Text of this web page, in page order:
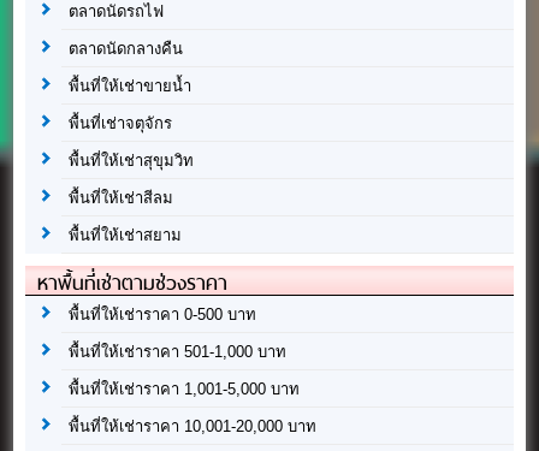
ตลาดนัดรถไฟ
ตลาดนัดกลางคืน
พื้นที่ให้เช่าขายน้ำ
พื้นที่เช่าจตุจักร
พื้นที่ให้เช่าสุขุมวิท
พื้นที่ให้เช่าสีลม
พื้นที่ให้เช่าสยาม
หาพื้นที่เช่าตามช่วงราคา
พื้นที่ให้เช่าราคา 0-500 บาท
พื้นที่ให้เช่าราคา 501-1,000 บาท
พื้นที่ให้เช่าราคา 1,001-5,000 บาท
พื้นที่ให้เช่าราคา 10,001-20,000 บาท